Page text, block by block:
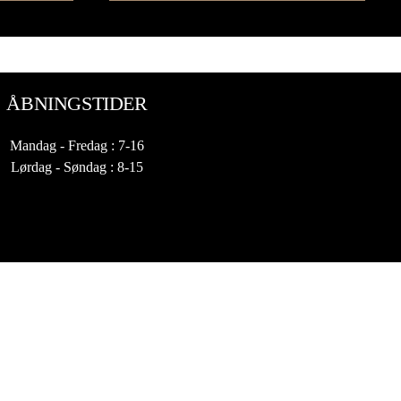
ÅBNINGSTIDER
Mandag - Fredag : 7-16
Lørdag - Søndag : 8-15